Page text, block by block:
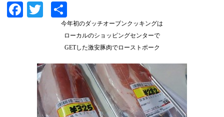
Facebook
Twitter
有
今年初のダッチオーブンクッキングは
ローカルのショッピングセンターで
GETした激安豚肉でローストポーク